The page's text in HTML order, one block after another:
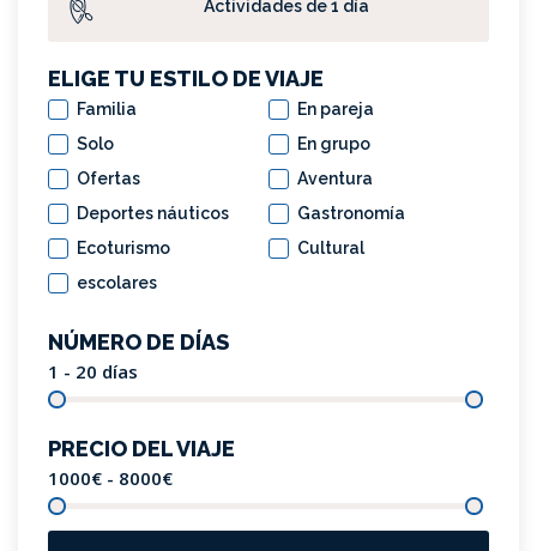
Actividades de 1 día
ELIGE TU ESTILO DE VIAJE
Familia
En pareja
Solo
En grupo
Ofertas
Aventura
Deportes náuticos
Gastronomía
Ecoturismo
Cultural
escolares
NÚMERO DE DÍAS
1 - 20 días
PRECIO DEL VIAJE
1000€ - 8000€